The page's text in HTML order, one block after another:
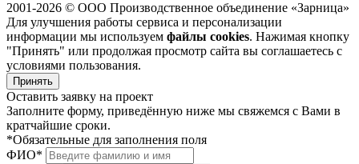
2001-2026 © ООО Производственное объединение «Зарница»
Для улучшения работы сервиса и персонализации
информации мы используем файлы cookies. Нажимая кнопку
"Принять" или продолжая просмотр сайта вы соглашаетесь с
условиями пользования.
Принять
Оставить заявку на проект
Заполните форму, приведённую ниже мы свяжемся с Вами в
кратчайшие сроки.
*Обязательные для заполнения поля
ФИО*